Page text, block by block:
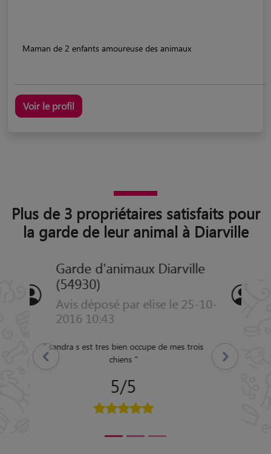
Maman de 2 enfants amoureuse des animaux
Voir le profil
Plus de 3 propriétaires satisfaits pour
la garde de leur animal à Diarville
Garde d'animaux Diarville
(54930)
Avis déposé par Francis le 08-
08-2016 09:06
"Très bonne prise en charge et bon
déroulement de la garde
5/5
Précédent Suivant